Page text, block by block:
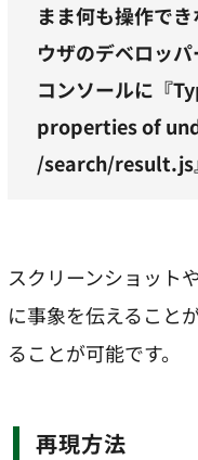
まま何も操作で
ウザのデベロッパ
コンソールに『
properties of
/search/result.js
スクリーンショット
に事象を伝えること
ることが可能です。
再現方法